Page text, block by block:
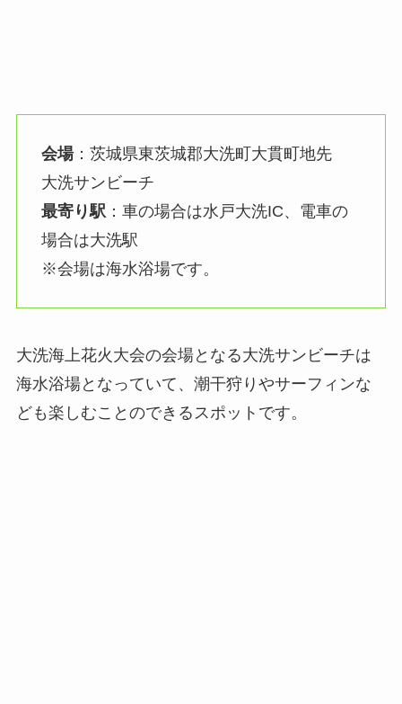
会場：茨城県東茨城郡大洗町大貫町地先
大洗サンビーチ
最寄り駅：車の場合は水戸大洗IC、電車の
場合は大洗駅
※会場は海水浴場です。
大洗海上花火大会の会場となる大洗サンビーチは
海水浴場となっていて、潮干狩りやサーフィンな
ども楽しむことのできるスポットです。